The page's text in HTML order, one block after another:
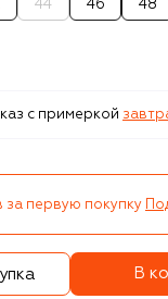
44
46
48
с примеркой
за первую покупку
В